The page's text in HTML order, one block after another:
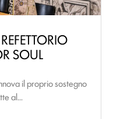
SOUL
il proprio sostegno
al...